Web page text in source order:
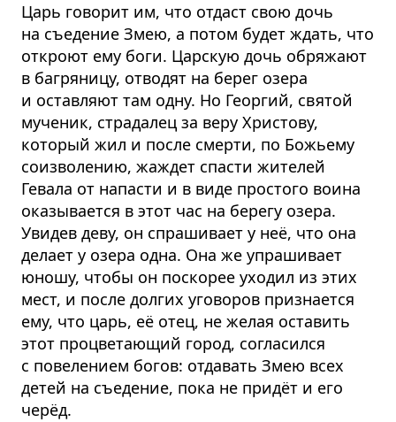
Царь говорит им, что отдаст свою дочь
на съедение Змею, а потом будет ждать, что
откроют ему боги. Царскую дочь обряжают
в багряницу, отводят на берег озера
и оставляют там одну. Но Георгий, святой
мученик, страдалец за веру Христову,
который жил и после смерти, по Божьему
соизволению, жаждет спасти жителей
Гевала от напасти и в виде простого воина
оказывается в этот час на берегу озера.
Увидев деву, он спрашивает у неё, что она
делает у озера одна. Она же упрашивает
юношу, чтобы он поскорее уходил из этих
мест, и после долгих уговоров признается
ему, что царь, её отец, не желая оставить
этот процветающий город, согласился
с повелением богов: отдавать Змею всех
детей на съедение, пока не придёт и его
черёд.